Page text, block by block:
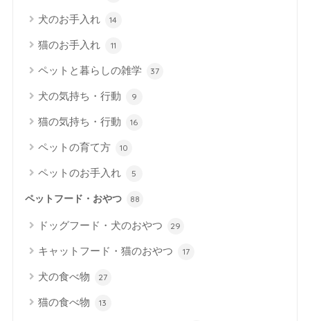
犬のお手入れ 14
猫のお手入れ 11
ペットと暮らしの雑学 37
犬の気持ち・行動 9
猫の気持ち・行動 16
ペットの育て方 10
ペットのお手入れ 5
ペットフード・おやつ 88
ドッグフード・犬のおやつ 29
キャットフード・猫のおやつ 17
犬の食べ物 27
猫の食べ物 13